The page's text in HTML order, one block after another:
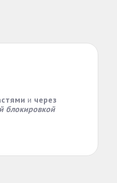
и через
блокировкой